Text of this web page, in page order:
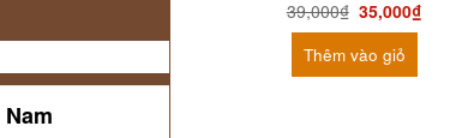
39,000₫ 35,000₫
Thêm vào giỏ